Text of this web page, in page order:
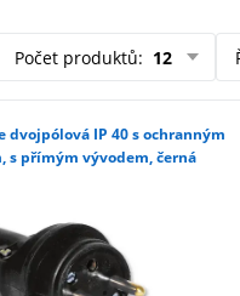
Počet produktů: 12
s přímým vývodem, černá